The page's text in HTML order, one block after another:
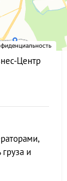
Центр
и